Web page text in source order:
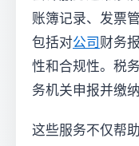
账簿记录、发票
包括对公司 财务
性和合规性。税
务机关申报并缴纳
这些服务不仅帮